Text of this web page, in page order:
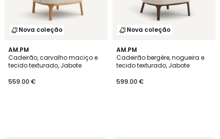
Nova coleção
AM.PM
Cadeirão, carvalho maciço e
tecido texturado, Jabote
559.00 €
Nova coleção
AM.PM
Cadeirão bergère, nogueira e
tecido texturado, Jabote
599.00 €